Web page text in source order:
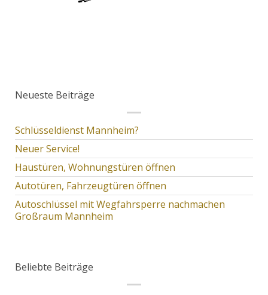
Neueste Beiträge
Schlüsseldienst Mannheim?
Neuer Service!
Haustüren, Wohnungstüren öffnen
Autotüren, Fahrzeugtüren öffnen
Autoschlüssel mit Wegfahrsperre nachmachen
Großraum Mannheim
Beliebte Beiträge